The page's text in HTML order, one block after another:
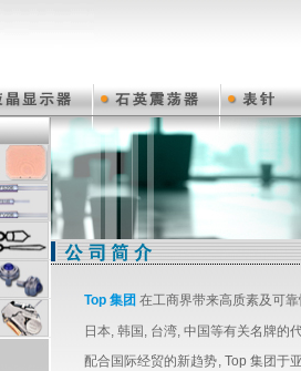
Top 集团 在工商界带来高质素及可
日本, 韩国, 台湾, 中国等有关名牌的
配合国际经贸的新趋势, Top 集团于